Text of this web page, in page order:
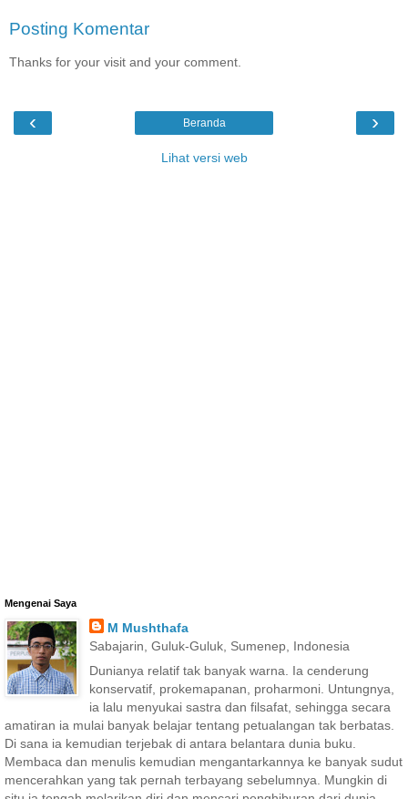
Posting Komentar
Thanks for your visit and your comment.
‹ ›
Beranda
Lihat versi web
Mengenai Saya
M Mushthafa
Sabajarin, Guluk-Guluk, Sumenep, Indonesia
Dunianya relatif tak banyak warna. Ia cenderung
konservatif, prokemapanan, proharmoni. Untungnya,
ia lalu menyukai sastra dan filsafat, sehingga secara
amatiran ia mulai banyak belajar tentang petualangan tak berbatas.
Di sana ia kemudian terjebak di antara belantara dunia buku.
Membaca dan menulis kemudian mengantarkannya ke banyak sudut
mencerahkan yang tak pernah terbayang sebelumnya. Mungkin di